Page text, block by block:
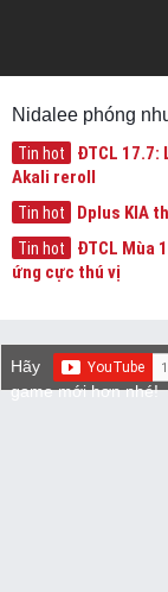
Nidalee phóng
Tin hot
ĐTCL 17.7:
Akali reroll
Tin hot Dplus KIA
Tin hot
ĐTCL Mùa
ứng cực thú vị
Hãy
game mới hơn nhé!